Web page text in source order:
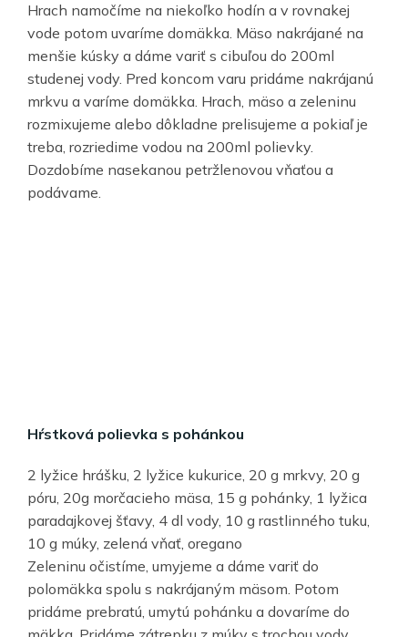
Hrach namočíme na niekoľko hodín a v rovnakej
vode potom uvaríme domäkka. Mäso nakrájané na
menšie kúsky a dáme variť s cibuľou do 200ml
studenej vody. Pred koncom varu pridáme nakrájanú
mrkvu a varíme domäkka. Hrach, mäso a zeleninu
rozmixujeme alebo dôkladne prelisujeme a pokiaľ je
treba, rozriedime vodou na 200ml polievky.
Dozdobíme nasekanou petržlenovou vňaťou a
podávame.
Hŕstková polievka s pohánkou
2 lyžice hrášku, 2 lyžice kukurice, 20 g mrkvy, 20 g
póru, 20g morčacieho mäsa, 15 g pohánky, 1 lyžica
paradajkovej šťavy, 4 dl vody, 10 g rastlinného tuku,
10 g múky, zelená vňať, oregano
Zeleninu očistíme, umyjeme a dáme variť do
polomäkka spolu s nakrájaným mäsom. Potom
pridáme prebratú, umytú pohánku a dovaríme do